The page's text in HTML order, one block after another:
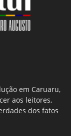
em Caruaru,
aos leitores,
dos fatos